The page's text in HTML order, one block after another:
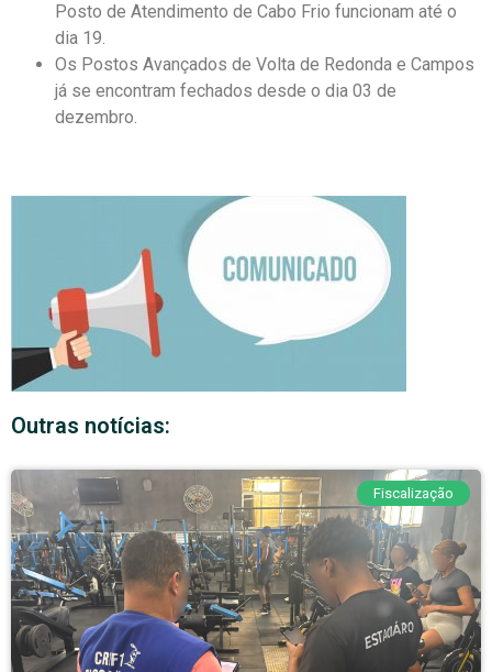
Posto de Atendimento de Cabo Frio funcionam até o
dia 19.
Os Postos Avançados de Volta de Redonda e Campos
já se encontram fechados desde o dia 03 de
dezembro.
Outras notícias:
Fiscalização